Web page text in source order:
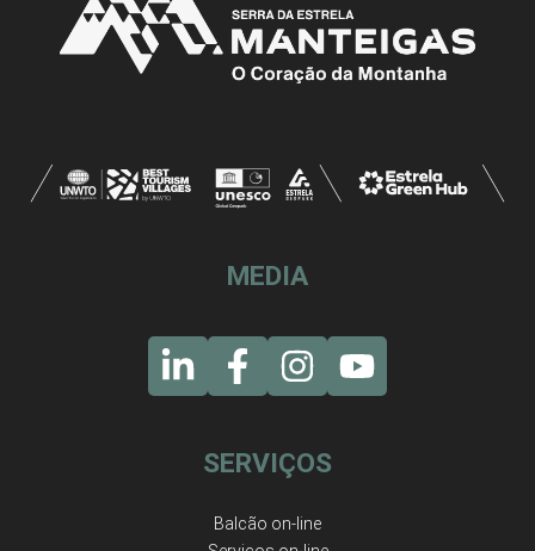
MEDIA
SERVIÇOS
Balcão on-line